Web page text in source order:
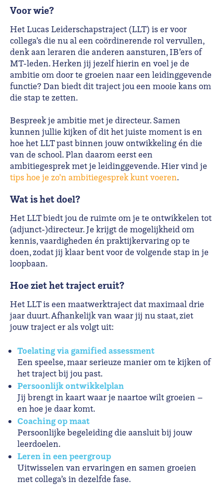
Voor wie?
Het Lucas Leiderschapstraject (LLT) is er voor
collega’s die nu al een coördinerende rol vervullen,
denk aan leraren die anderen aansturen, IB’ers of
MT-leden. Herken jij jezelf hierin en voel je de
ambitie om door te groeien naar een leidinggevende
functie? Dan biedt dit traject jou een mooie kans om
die stap te zetten.
Bespreek je ambitie met je directeur. Samen
kunnen jullie kijken of dit het juiste moment is en
hoe het LLT past binnen jouw ontwikkeling én die
van de school. Plan daarom eerst een
ambitiegesprek met je leidinggevende. Hier vind je
tips hoe je zo’n ambitiegesprek kunt voeren.
Wat is het doel?
Het LLT biedt jou de ruimte om je te ontwikkelen tot
(adjunct-)directeur. Je krijgt de mogelijkheid om
kennis, vaardigheden én praktijkervaring op te
doen, zodat jij klaar bent voor de volgende stap in je
loopbaan.
Hoe ziet het traject eruit?
Het LLT is een maatwerktraject dat maximaal drie
jaar duurt. Afhankelijk van waar jij nu staat, ziet
jouw traject er als volgt uit:
Toelating via gamified assessment
Een speelse, maar serieuze manier om te kijken of
het traject bij jou past.
Persoonlijk ontwikkelplan
Jij brengt in kaart waar je naartoe wilt groeien –
en hoe je daar komt.
Coaching op maat
Persoonlijke begeleiding die aansluit bij jouw
leerdoelen.
Leren in een peergroup
Uitwisselen van ervaringen en samen groeien
met collega’s in dezelfde fase.